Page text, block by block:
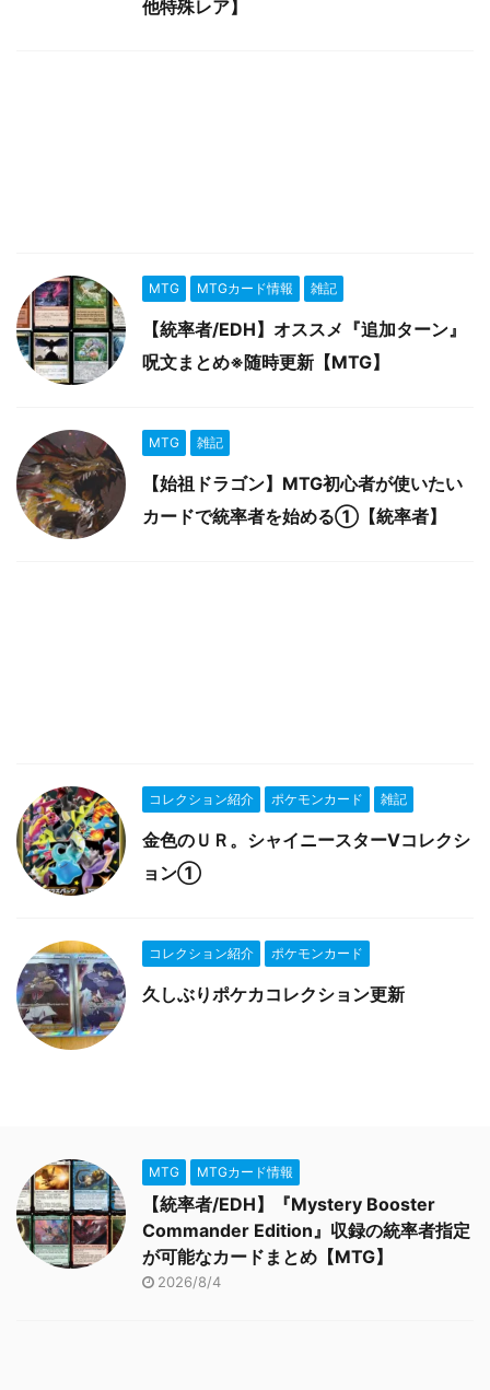
他特殊レア】
MTG MTGカード情報 雑記
【統率者/EDH】オススメ『追加ターン』
呪文まとめ※随時更新【MTG】
MTG 雑記
【始祖ドラゴン】MTG初心者が使いたい
カードで統率者を始める①【統率者】
コレクション紹介 ポケモンカード 雑記
金色のＵＲ。シャイニースターVコレクシ
ョン①
コレクション紹介 ポケモンカード
久しぶりポケカコレクション更新
MTG MTGカード情報
【統率者/EDH】『Mystery Booster
Commander Edition』収録の統率者指定
が可能なカードまとめ【MTG】
2026/8/4